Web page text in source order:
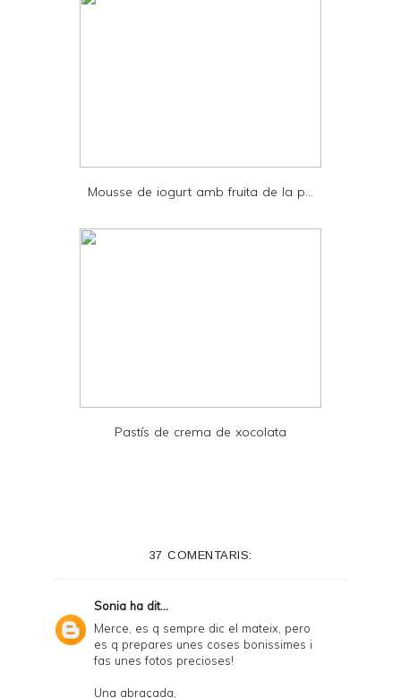
Mousse de iogurt amb fruita de la p...
Pastís de crema de xocolata
37 COMENTARIS:
Sonia ha dit...
Merce, es q sempre dic el mateix, pero
es q prepares unes coses bonissimes i
fas unes fotos precioses!
Una abraçada,